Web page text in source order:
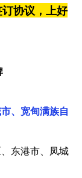
协议，上好
、宽甸满族自
东港市、凤城